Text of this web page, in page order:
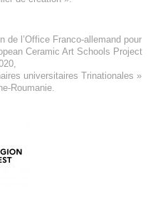
de l’Office Franco-allemand pour
Ceramic Art Schools Project
universitaires Trinationales »
Roumanie.